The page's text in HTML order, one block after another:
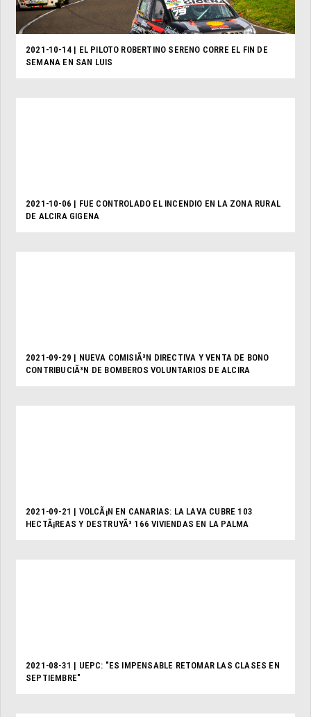
2021-10-14 | EL PILOTO ROBERTINO SERENO CORRE EL FIN DE
SEMANA EN SAN LUIS
2021-10-06 | FUE CONTROLADO EL INCENDIO EN LA ZONA RURAL
DE ALCIRA GIGENA
2021-09-29 | NUEVA COMISIÃ³N DIRECTIVA Y VENTA DE BONO
CONTRIBUCIÃ³N DE BOMBEROS VOLUNTARIOS DE ALCIRA
2021-09-21 | VOLCÃ¡N EN CANARIAS: LA LAVA CUBRE 103
HECTÃ¡REAS Y DESTRUYÃ³ 166 VIVIENDAS EN LA PALMA
2021-08-31 | UEPC: "ES IMPENSABLE RETOMAR LAS CLASES EN
SEPTIEMBRE"